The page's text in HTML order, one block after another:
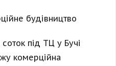
будівництво
під ТЦ у Бучі
комерційна